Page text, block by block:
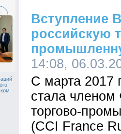
Вступление
российскую
14:08,
С марта 2017
стала членом
торгово-
(CCI France